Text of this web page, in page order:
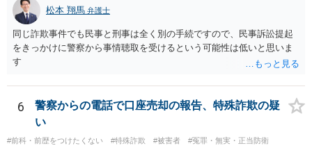
松本 翔馬 弁護士
同じ詐欺事件でも民事と刑事は全く別の手続ですので、民事訴訟提起
をきっかけに警察から事情聴取を受けるという可能性は低いと思いま
す
6
警察からの電話で口座売却の報告、特殊詐欺の疑
い
#前科・前歴をつけたくない #特殊詐欺 #被害者 #冤罪・無実・正当防衛